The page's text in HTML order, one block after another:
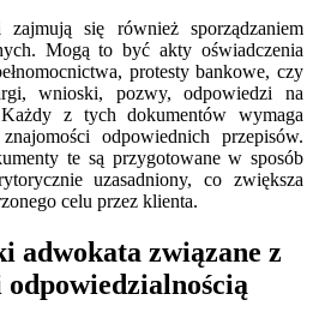
się również sporządzaniem
Mogą to być akty oświadczenia
protesty bankowe, czy
wnioski, pozwy, odpowiedzi na
z tych dokumentów wymaga
odpowiednich przepisów.
te są przygotowane w sposób
uzasadniony, co zwiększa
celu przez klienta.
adwokata związane z